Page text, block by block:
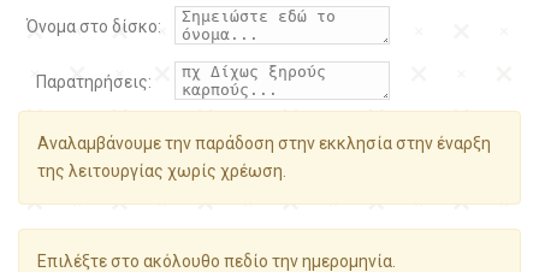
Όνομα στο δίσκο:
Παρατηρήσεις:
Αναλαμβάνουμε την παράδοση στην εκκλησία στην έναρξη
της λειτουργίας χωρίς χρέωση.
Επιλέξτε στο ακόλουθο πεδίο την ημερομηνία.